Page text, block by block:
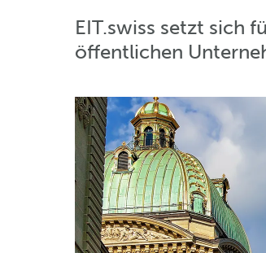
EIT.swiss setzt sich
öffentlichen